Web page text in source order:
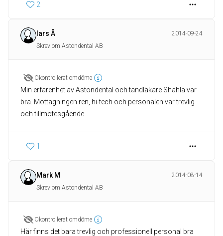
2
lars Å
2014-09-24
Skrev om Astondental AB
Okontrollerat omdöme
Min erfarenhet av Astondental och tandläkare Shahla var
bra. Mottagningen ren, hi-tech och personalen var trevlig
och tillmötesgående.
1
Mark M
2014-08-14
Skrev om Astondental AB
Okontrollerat omdöme
Här finns det bara trevlig och professionell personal bra